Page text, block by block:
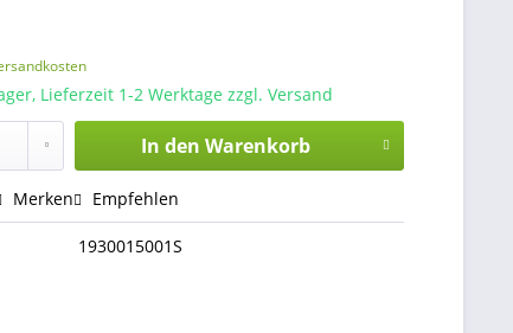
Lieferzeit 1-2 Werktage zzgl. Versand
In den Warenkorb
Merken Empfehlen
1930015001S